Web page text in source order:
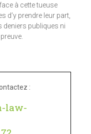
à cette tueuse
d’y prendre leur part,
deniers publiques ni
:
law-